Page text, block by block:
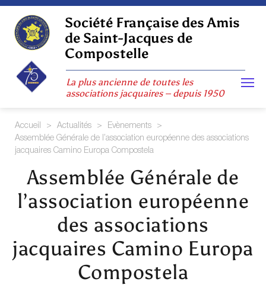
Skip
content
Société Française des Amis
de Saint-Jacques de
Compostelle
La plus ancienne de toutes les
associations jacquaires – depuis 1950
Accueil > Actualités > Evènements
>
Assemblée Générale de l’association européenne des associations
jacquaires Camino Europa Compostela
Assemblée Générale de
l’association européenne
des associations
jacquaires Camino Europa
Compostela